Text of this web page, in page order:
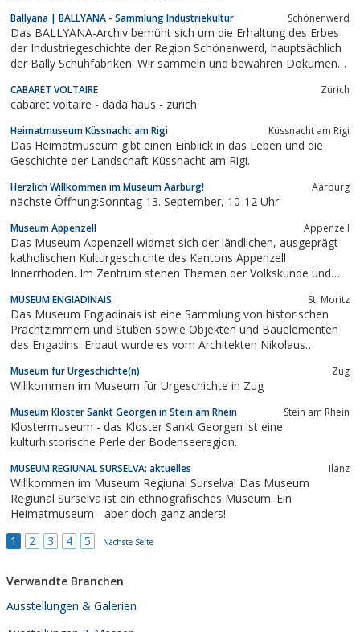
Ballyana | BALLYANA - Sammlung Industriekultur Schönenwerd
Das BALLYANA-Archiv bemüht sich um die Erhaltung des Erbes
der Industriegeschichte der Region Schönenwerd, hauptsächlich
der Bally Schuhfabriken. Wir sammeln und bewahren Dokumente
Schuhe und Produkte der Bandindustrie, Fotos, Bilder, Briefe,
Notizen, Tagebücher,...
CABARET VOLTAIRE Zürich
cabaret voltaire - dada haus - zurich
Heimatmuseum Küssnacht am Rigi Küssnacht am Rigi
Das Heimatmuseum gibt einen Einblick in das Leben und die
Geschichte der Landschaft Küssnacht am Rigi.
Herzlich Willkommen im Museum Aarburg! Aarburg
nächste Öffnung:Sonntag 13. September, 10-12 Uhr
Museum Appenzell Appenzell
Das Museum Appenzell widmet sich der ländlichen, ausgeprägt
katholischen Kulturgeschichte des Kantons Appenzell
Innerrhoden. Im Zentrum stehen Themen der Volkskunde und
MUSEUM ENGIADINAIS St. Moritz
Das Museum Engiadinais ist eine Sammlung von historischen
Prachtzimmern und Stuben sowie Objekten und Bauelementen
des Engadins. Erbaut wurde es vom Architekten Nikolaus
Museum für Urgeschichte(n) Zug
Willkommen im Museum für Urgeschichte in Zug
Museum Kloster Sankt Georgen in Stein am Rhein Stein am Rhein
Klostermuseum - das Kloster Sankt Georgen ist eine
kulturhistorische Perle der Bodenseeregion.
MUSEUM REGIUNAL SURSELVA: aktuelles Ilanz
Willkommen im Museum Regiunal Surselva! Das Museum
Regiunal Surselva ist ein ethnografisches Museum. Ein
Heimatmuseum - aber doch ganz anders!
1
2 3 4 5 Nächste Seite
Verwandte Branchen
Ausstellungen & Galerien